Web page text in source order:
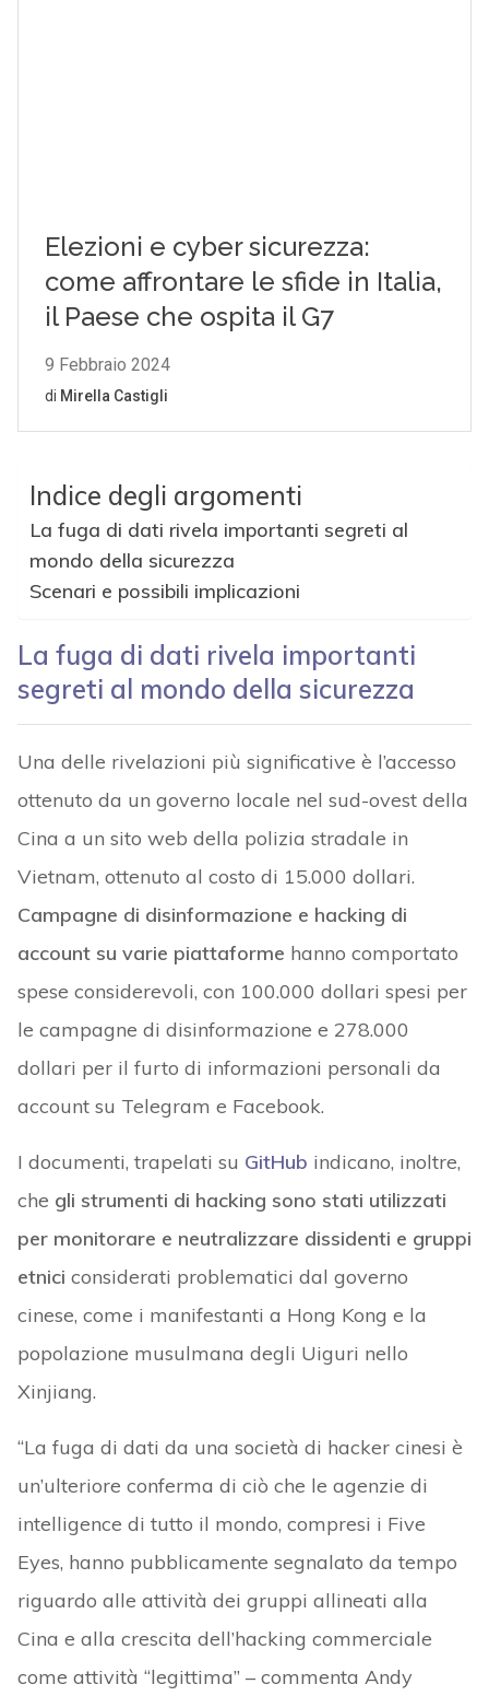
Indice degli argomenti
La fuga di dati rivela importanti segreti al
mondo della sicurezza
Scenari e possibili implicazioni
La fuga di dati rivela importanti
segreti al mondo della sicurezza
Una delle rivelazioni più significative è l’accesso
ottenuto da un governo locale nel sud-ovest della
Cina a un sito web della polizia stradale in
Vietnam, ottenuto al costo di 15.000 dollari.
Campagne di disinformazione e hacking di
account su varie piattaforme hanno comportato
spese considerevoli, con 100.000 dollari spesi per
le campagne di disinformazione e 278.000
dollari per il furto di informazioni personali da
account su Telegram e Facebook.
I documenti, trapelati su GitHub indicano, inoltre,
che gli strumenti di hacking sono stati utilizzati
per monitorare e neutralizzare dissidenti e gruppi
etnici considerati problematici dal governo
cinese, come i manifestanti a Hong Kong e la
popolazione musulmana degli Uiguri nello
Xinjiang.
“La fuga di dati da una società di hacker cinesi è
un’ulteriore conferma di ciò che le agenzie di
intelligence di tutto il mondo, compresi i Five
Eyes, hanno pubblicamente segnalato da tempo
riguardo alle attività dei gruppi allineati alla
Cina e alla crescita dell’hacking commerciale
come attività “legittima” – commenta Andy